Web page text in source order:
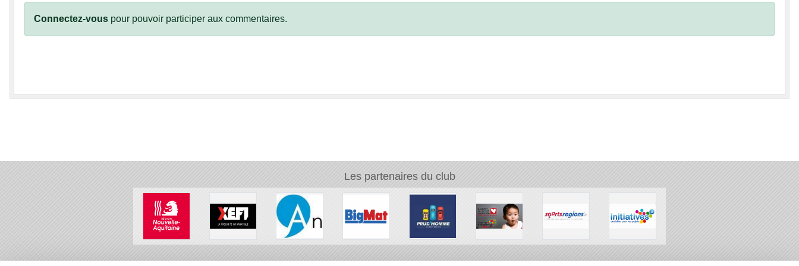
Connectez-vous pour pouvoir participer aux commentaires.
Les partenaires du club